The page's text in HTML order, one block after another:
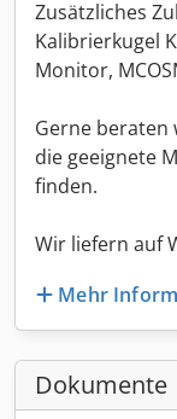
Zusätzliches
Kalibrierkugel
Monitor,
Gerne beraten
die geeignete
finden.
Wir liefern auf
Mehr
Dokumente